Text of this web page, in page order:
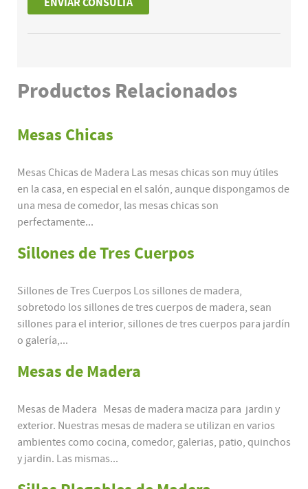
Productos Relacionados
Mesas Chicas
Mesas Chicas de Madera Las mesas chicas son muy útiles
en la casa, en especial en el salón, aunque dispongamos de
una mesa de comedor, las mesas chicas son
perfectamente...
Sillones de Tres Cuerpos
Sillones de Tres Cuerpos Los sillones de madera,
sobretodo los sillones de tres cuerpos de madera, sean
sillones para el interior, sillones de tres cuerpos para jardín
o galería,...
Mesas de Madera
Mesas de Madera Mesas de madera maciza para jardin y
exterior. Nuestras mesas de madera se utilizan en varios
ambientes como cocina, comedor, galerias, patio, quinchos
y jardin. Las mismas...